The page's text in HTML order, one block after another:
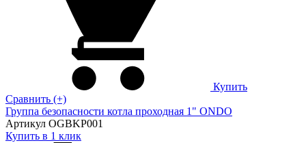
Купить
Сравнить (+)
Группа безопасности котла проходная 1" ONDO
Артикул OGBKP001
Купить в 1 клик